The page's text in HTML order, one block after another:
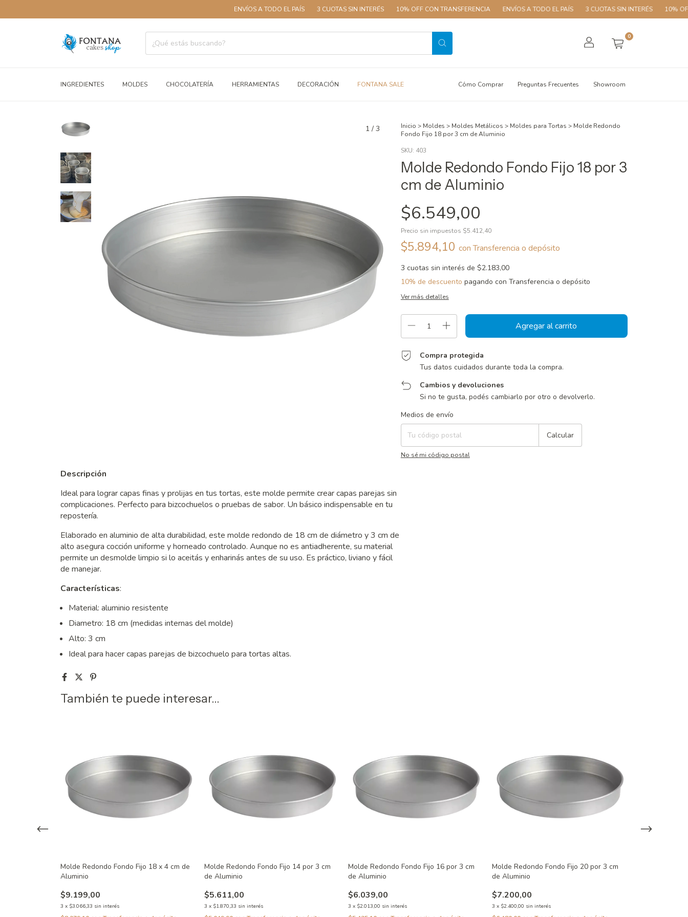
ENVÍOS A TODO EL PAÍS 3 CUOTAS SIN INTERÉS 10% OFF CON TRANSFERENCIA ENVÍOS A TODO EL PAÍS 3 CUOTAS SIN INTERÉS 10% OFF CON
0
INGREDIENTES MOLDES CHOCOLATERÍA HERRAMIENTAS DECORACIÓN FONTANA SALE Cómo Comprar Preguntas Frecuentes Showroom
1 / 3 Inicio > Moldes > Moldes Metálicos > Moldes para Tortas > Molde Redondo
Fondo Fijo 18 por 3 cm de Aluminio
SKU: 403
Molde Redondo Fondo Fijo 18 por 3
cm de Aluminio
$6.549,00
Precio sin impuestos $5.412,40
$5.894,10 con Transferencia o depósito
3 cuotas sin interés de $2.183,00
10% de descuento pagando con Transferencia o depósito
Ver más detalles
Compra protegida
Tus datos cuidados durante toda la compra.
Cambios y devoluciones
Si no te gusta, podés cambiarlo por otro o devolverlo.
Entregas para el CP:
Medios de envío
Calcular
No sé mi código postal
Descripción
Ideal para lograr capas finas y prolijas en tus tortas, este molde permite crear capas parejas sin
complicaciones. Perfecto para bizcochuelos o pruebas de sabor. Un básico indispensable en tu
repostería.
Elaborado en aluminio de alta durabilidad, este molde redondo de 18 cm de diámetro y 3 cm de
alto asegura cocción uniforme y horneado controlado. Aunque no es antiadherente, su material
permite un desmolde limpio si lo aceitás y enharinás antes de su uso. Es práctico, liviano y fácil
de manejar.
Características:
Material: aluminio resistente
Diametro: 18 cm (medidas internas del molde)
Alto: 3 cm
Ideal para hacer capas parejas de bizcochuelo para tortas altas.
También te puede interesar...
Molde Redondo Fondo Fijo 18 x 4 cm de
Aluminio
$9.199,00
3 x $3.066,33 sin interés
Molde Redondo Fondo Fijo 14 por 3 cm
de Aluminio
$5.611,00
3 x $1.870,33 sin interés
Molde Redondo Fondo Fijo 16 por 3 cm
de Aluminio
$6.039,00
3 x $2.013,00 sin interés
Molde Redondo Fondo Fijo 20 por 3 cm
de Aluminio
$7.200,00
3 x $2.400,00 sin interés